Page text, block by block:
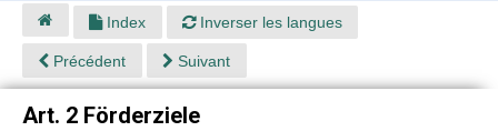
Index Inverser les langues
Précédent Suivant
Art. 2 Förderziele